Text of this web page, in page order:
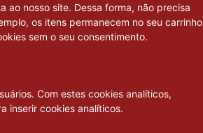
ao nosso site. Dessa forma, não precisa
os itens permanecem no seu carrinho
sem o seu consentimento.
Com estes cookies analíticos,
inserir cookies analíticos.